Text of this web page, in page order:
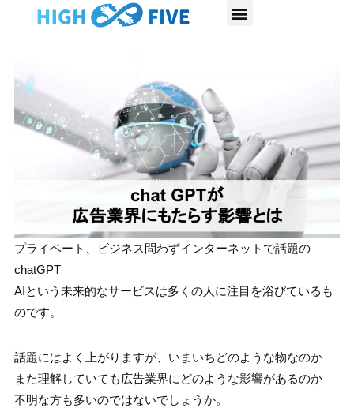
プライベート、ビジネス問わずインターネットで話題の
chatGPT
AIという未来的なサービスは多くの人に注目を浴びているも
のです。
話題にはよく上がりますが、いまいちどのような物なのか
また理解していても広告業界にどのような影響があるのか
不明な方も多いのではないでしょうか。